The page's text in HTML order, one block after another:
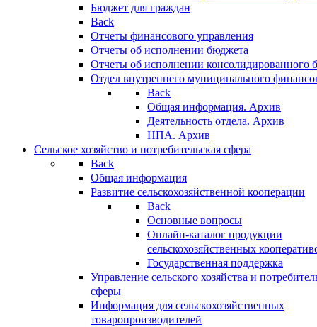
Бюджет для граждан
Back
Отчеты финансового управления
Отчеты об исполнении бюджета
Отчеты об исполнении консолидированного
Отдел внутреннего муниципального
Back
Общая информация. Архив
Деятельность отдела. Архив
НПА. Архив
Сельское хозяйство и потребительская сфера
Back
Общая информация
Развитие сельскохозяйственной кооперации
Back
Основные вопросы
Онлайн-каталог продукции
сельскохозяйственных
Государственная поддержка
Управление сельского хозяйства и
сферы
Информация для сельскохозяйственных
товаропроизводителей